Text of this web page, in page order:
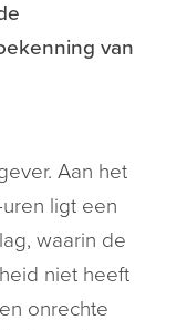
van
Aan het
ligt een
waarin de
niet heeft
onrechte